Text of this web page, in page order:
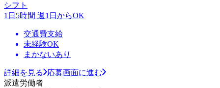
シフト
1日5時間 週1日からOK
交通費支給
未経験OK
まかないあり
詳細を見る
応募画面に進む
派遣労働者